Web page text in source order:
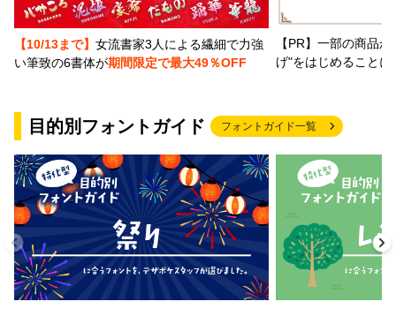
【10/13まで】 女流書家3人による繊細で力強
い筆致の6書体が期間限定で最大49％OFF
【PR】一部の商品
げ"をはじめること
目的別フォントガイド フォントガイド一覧